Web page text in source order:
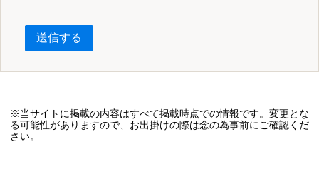
送信する
※当サイトに掲載の内容はすべて掲載時点での情報です。変更とな
る可能性がありますので、お出掛けの際は念の為事前にご確認くだ
さい。